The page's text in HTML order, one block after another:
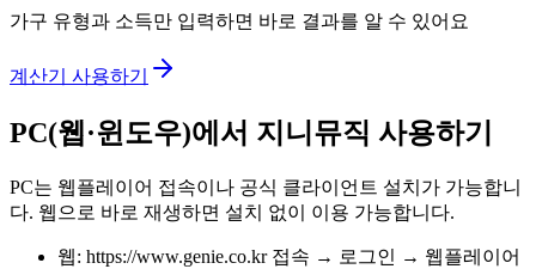
가구 유형과 소득만 입력하면 바로 결과를 알 수 있어요
계산기 사용하기
PC(웹·윈도우)에서 지니뮤직 사용하기
PC는 웹플레이어 접속이나 공식 클라이언트 설치가 가능합니
다. 웹으로 바로 재생하면 설치 없이 이용 가능합니다.
웹: https://www.genie.co.kr 접속 → 로그인 → 웹플레이어